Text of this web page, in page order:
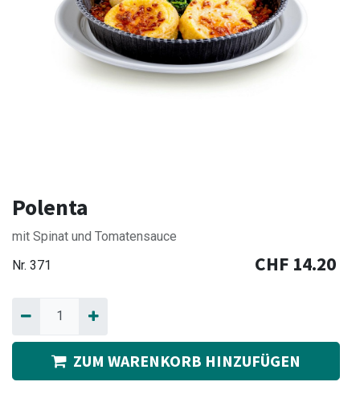
Polenta
mit Spinat und Tomatensauce
Nr. 371 CHF 14.20
ZUM WARENKORB HINZUFÜGEN